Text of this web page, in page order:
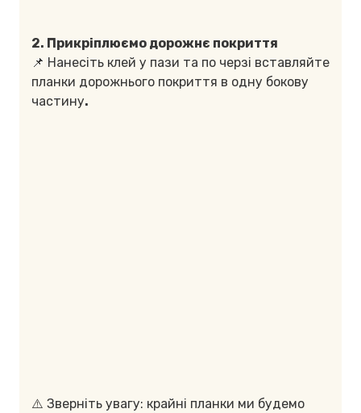
2. Прикріплюємо дорожнє покриття
📌 Нанесіть клей у пази та по черзі вставляйте
планки дорожнього покриття в одну бокову
частину.
⚠️ Зверніть увагу: крайні планки ми будемо